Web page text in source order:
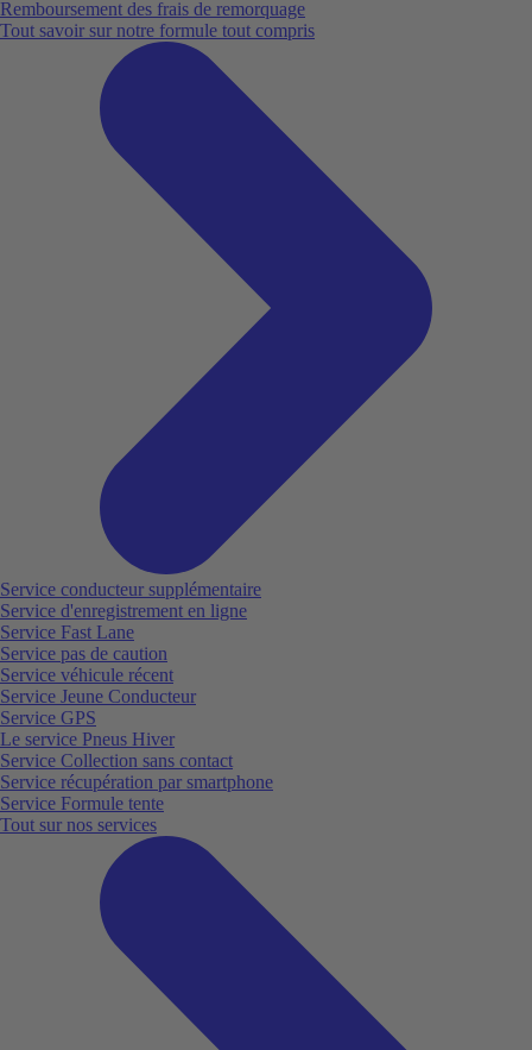
Remboursement des frais de remorquage
Tout savoir sur notre formule tout compris
Service conducteur supplémentaire
Service d'enregistrement en ligne
Service Fast Lane
Service pas de caution
Service véhicule récent
Service Jeune Conducteur
Service GPS
Le service Pneus Hiver
Service Collection sans contact
Service récupération par smartphone
Service Formule tente
Tout sur nos services